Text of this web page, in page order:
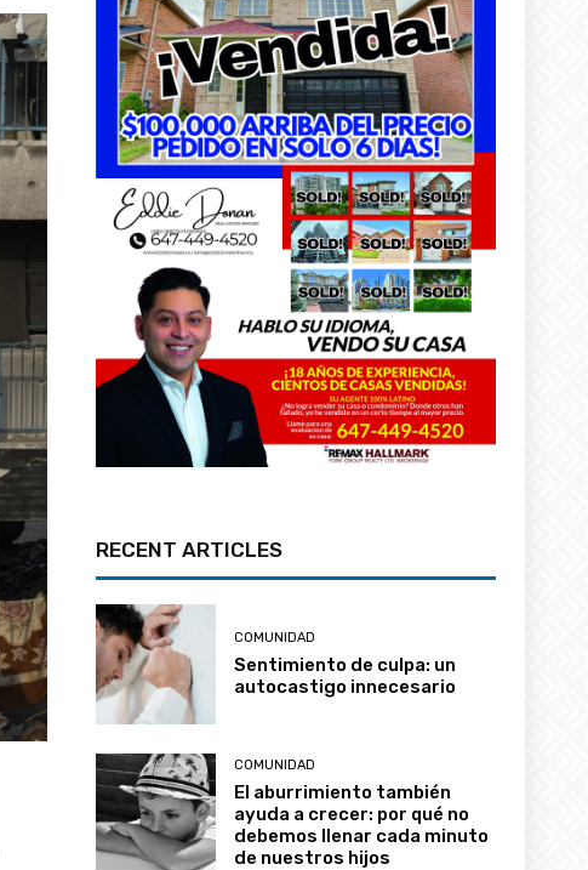
RECENT ARTICLES
COMUNIDAD
Sentimiento de culpa: un
autocastigo innecesario
COMUNIDAD
El aburrimiento también
ayuda a crecer: por qué no
debemos llenar cada minuto
de nuestros hijos